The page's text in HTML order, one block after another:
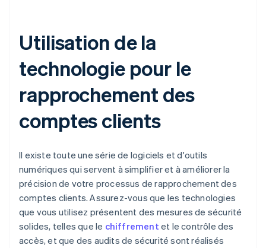
Utilisation de la
technologie pour le
rapprochement des
comptes clients
Il existe toute une série de logiciels et d'outils
numériques qui servent à simplifier et à améliorer la
précision de votre processus de rapprochement des
comptes clients. Assurez-vous que les technologies
que vous utilisez présentent des mesures de sécurité
solides, telles que le chiffrement et le contrôle des
accès, et que des audits de sécurité sont réalisés